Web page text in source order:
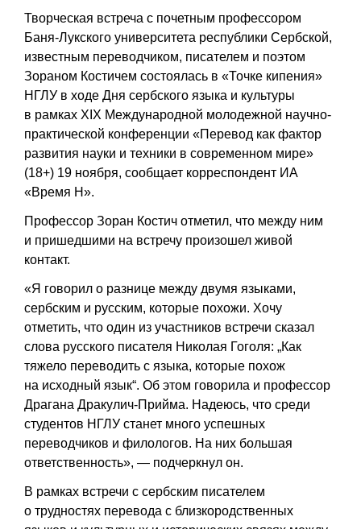
Творческая встреча с почетным профессором
Баня-Лукского университета республики Сербской,
известным переводчиком, писателем и поэтом
Зораном Костичем состоялась в «Точке кипения»
НГЛУ в ходе Дня сербского языка и культуры
в рамках XIX Международной молодежной научно-
практической конференции «Перевод как фактор
развития науки и техники в современном мире»
(18+) 19 ноября, сообщает корреспондент ИА
«Время Н».
Профессор Зоран Костич отметил, что между ним
и пришедшими на встречу произошел живой
контакт.
«Я говорил о разнице между двумя языками,
сербским и русским, которые похожи. Хочу
отметить, что один из участников встречи сказал
слова русского писателя Николая Гоголя: „Как
тяжело переводить с языка, которые похож
на исходный язык“. Об этом говорила и профессор
Драгана Дракулич-Прийма. Надеюсь, что среди
студентов НГЛУ станет много успешных
переводчиков и филологов. На них большая
ответственность», — подчеркнул он.
В рамках встречи с сербским писателем
о трудностях перевода с близкородственных